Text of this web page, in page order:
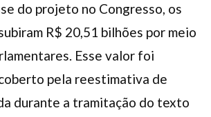
do projeto no Congresso, os
R$ 20,51 bilhões por meio
Esse valor foi
pela reestimativa de
durante a tramitação do texto